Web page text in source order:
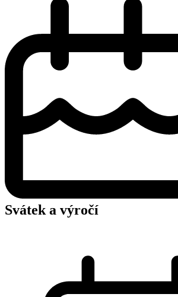
Svátek a výročí